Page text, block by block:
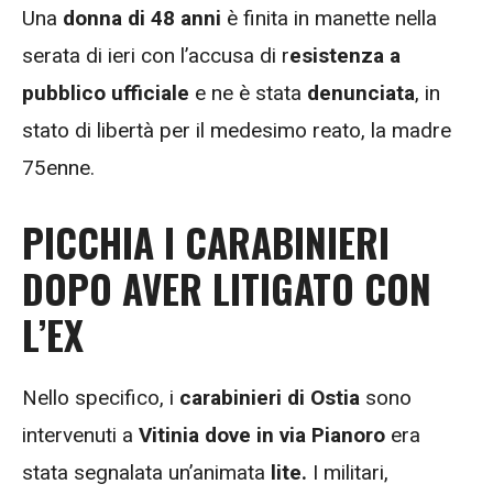
Una donna di 48 anni è finita in manette nella
serata di ieri con l’accusa di resistenza a
pubblico ufficiale e ne è stata denunciata, in
stato di libertà per il medesimo reato, la madre
75enne.
PICCHIA I CARABINIERI
DOPO AVER LITIGATO CON
L’EX
Nello specifico, i carabinieri di Ostia sono
intervenuti a Vitinia dove in via Pianoro era
stata segnalata un’animata lite. I militari,